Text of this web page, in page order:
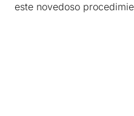
este novedoso